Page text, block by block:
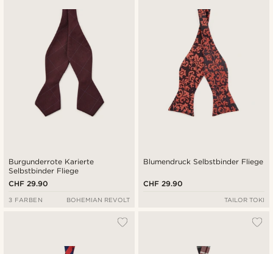
Burgunderrote Karierte
Selbstbinder Fliege
CHF 29.90
3 FARBEN BOHEMIAN REVOLT
Blumendruck Selbstbinder Fliege
CHF 29.90
TAILOR TOKI